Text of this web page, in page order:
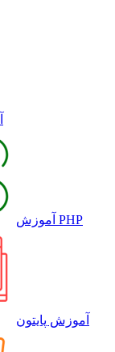
آموزش PHP
آموزش پایتون